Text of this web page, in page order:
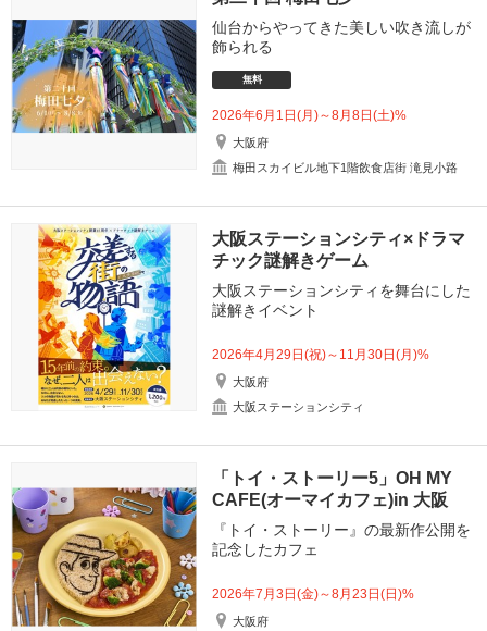
仙台からやってきた美しい吹き流しが
飾られる
無料
2026年6月1日(月)～8月8日(土)%
大阪府
梅田スカイビル地下1階飲食店街 滝見小路
大阪ステーションシティ×ドラマ
チック謎解きゲーム
大阪ステーションシティを舞台にした
謎解きイベント
2026年4月29日(祝)～11月30日(月)%
大阪府
大阪ステーションシティ
「トイ・ストーリー5」OH MY
CAFE(オーマイカフェ)in 大阪
『トイ・ストーリー』の最新作公開を
記念したカフェ
2026年7月3日(金)～8月23日(日)%
大阪府